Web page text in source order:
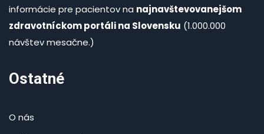
informácie pre pacientov na najnavštevovanejšom
zdravotníckom portáli na Slovensku (1.000.000
návštev mesačne.)
Ostatné
O nás